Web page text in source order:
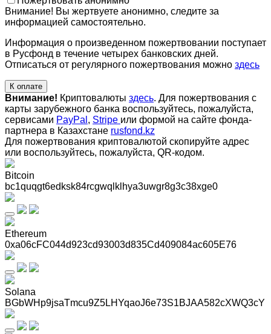
Внимание! Вы жертвуете анонимно, следите за
информацией самостоятельно.
Информация о произведенном пожертвовании поступает
в Русфонд в течение четырех банковских дней.
Отписаться от регулярного пожертвования можно здесь
К оплате
Внимание! Криптовалюты здесь. Для пожертвования с
карты зарубежного банка воспользуйтесь, пожалуйста,
сервисами PayPal , Stripe или формой на сайте фонда-
партнера в Казахстане rusfond.kz
Для пожертвования криптовалютой скопируйте адрес
или воспользуйтесь, пожалуйста, QR-кодом.
Bitcoin
bc1quqgt6edksk84rcgwqlklhya3uwgr8g3c38xge0
Ethereum
0xa06cFC044d923cd93003d835Cd409084ac605E76
Solana
BGbWHp9jsaTmcu9Z5LHYqaoJ6e73S1BJAA582cXWQ3cY